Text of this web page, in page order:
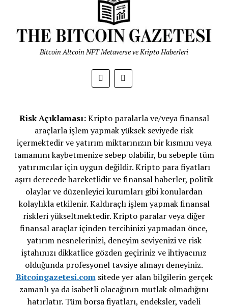
Bitcoin Altcoin NFT Metaverse ve Kripto Haberleri
Risk Açıklaması:Kripto paralarla ve/veya finansal
araçlarla işlem yapmak yüksek seviyede risk
içermektedir ve yatırım miktarınızın bir kısmını veya
tamamını kaybetmenize sebep olabilir, bu sebeple tüm
yatırımcılar için uygun değildir. Kripto para fiyatları
aşırı derecede hareketlidir ve finansal haberler, politik
olaylar ve düzenleyici kurumları gibi konulardan
kolaylıkla etkilenir. Kaldıraçlı işlem yapmak finansal
riskleri yükseltmektedir. Kripto paralar veya diğer
finansal araçlar içinden tercihinizi yapmadan önce,
yatırım nesnelerinizi, deneyim seviyenizi ve risk
iştahınızı dikkatlice gözden geçiriniz ve ihtiyacınız
olduğunda profesyonel tavsiye almayı deneyiniz.
Bitcoingazetesi.comsitede yer alan bilgilerin gerçek
zamanlı ya da isabetli olacağının mutlak olmadığını
hatırlatır. Tüm borsa fiyatları, endeksler, vadeli